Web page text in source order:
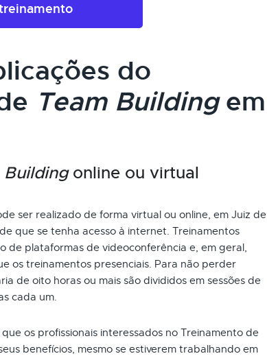
do
Team Buildingem
Buildingonline ou virtual
ser realizado de forma virtual ou online, em Juiz de
que se tenha acesso à internet. Treinamentos
de plataformas de videoconferência e, em geral,
os treinamentos presenciais. Para não perder
de oito horas ou mais são divididos em sessões de
cada um.
os profissionais interessados no Treinamento de
benefícios, mesmo se estiverem trabalhando em